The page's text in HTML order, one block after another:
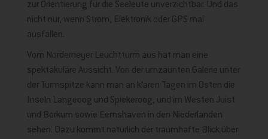
zur Orientierung für die Seeleute unverzichtbar. Und das
nicht nur, wenn Strom, Elektronik oder GPS mal
ausfallen.
Vom Norderneyer Leuchtturm aus hat man eine
spektakuläre Aussicht. Von der umzäunten Galerie unter
der Turmspitze kann man an klaren Tagen im Osten die
Inseln Langeoog und Spiekeroog, und im Westen Juist
und Borkum sowie Eemshaven in den Niederlanden
sehen. Dazu kommt natürlich der traumhafte Blick über